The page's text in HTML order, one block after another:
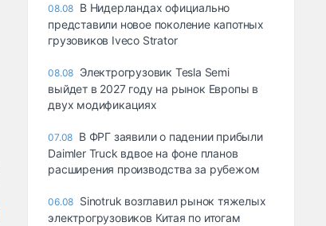
08.08 В Нидерландах официально
представили новое поколение капотных
грузовиков Iveco Strator
08.08 Электрогрузовик Tesla Semi
выйдет в 2027 году на рынок Европы в
двух модификациях
07.08 В ФРГ заявили о падении прибыли
Daimler Truck вдвое на фоне планов
расширения производства за рубежом
06.08 Sinotruk возглавил рынок тяжелых
электрогрузовиков Китая по итогам